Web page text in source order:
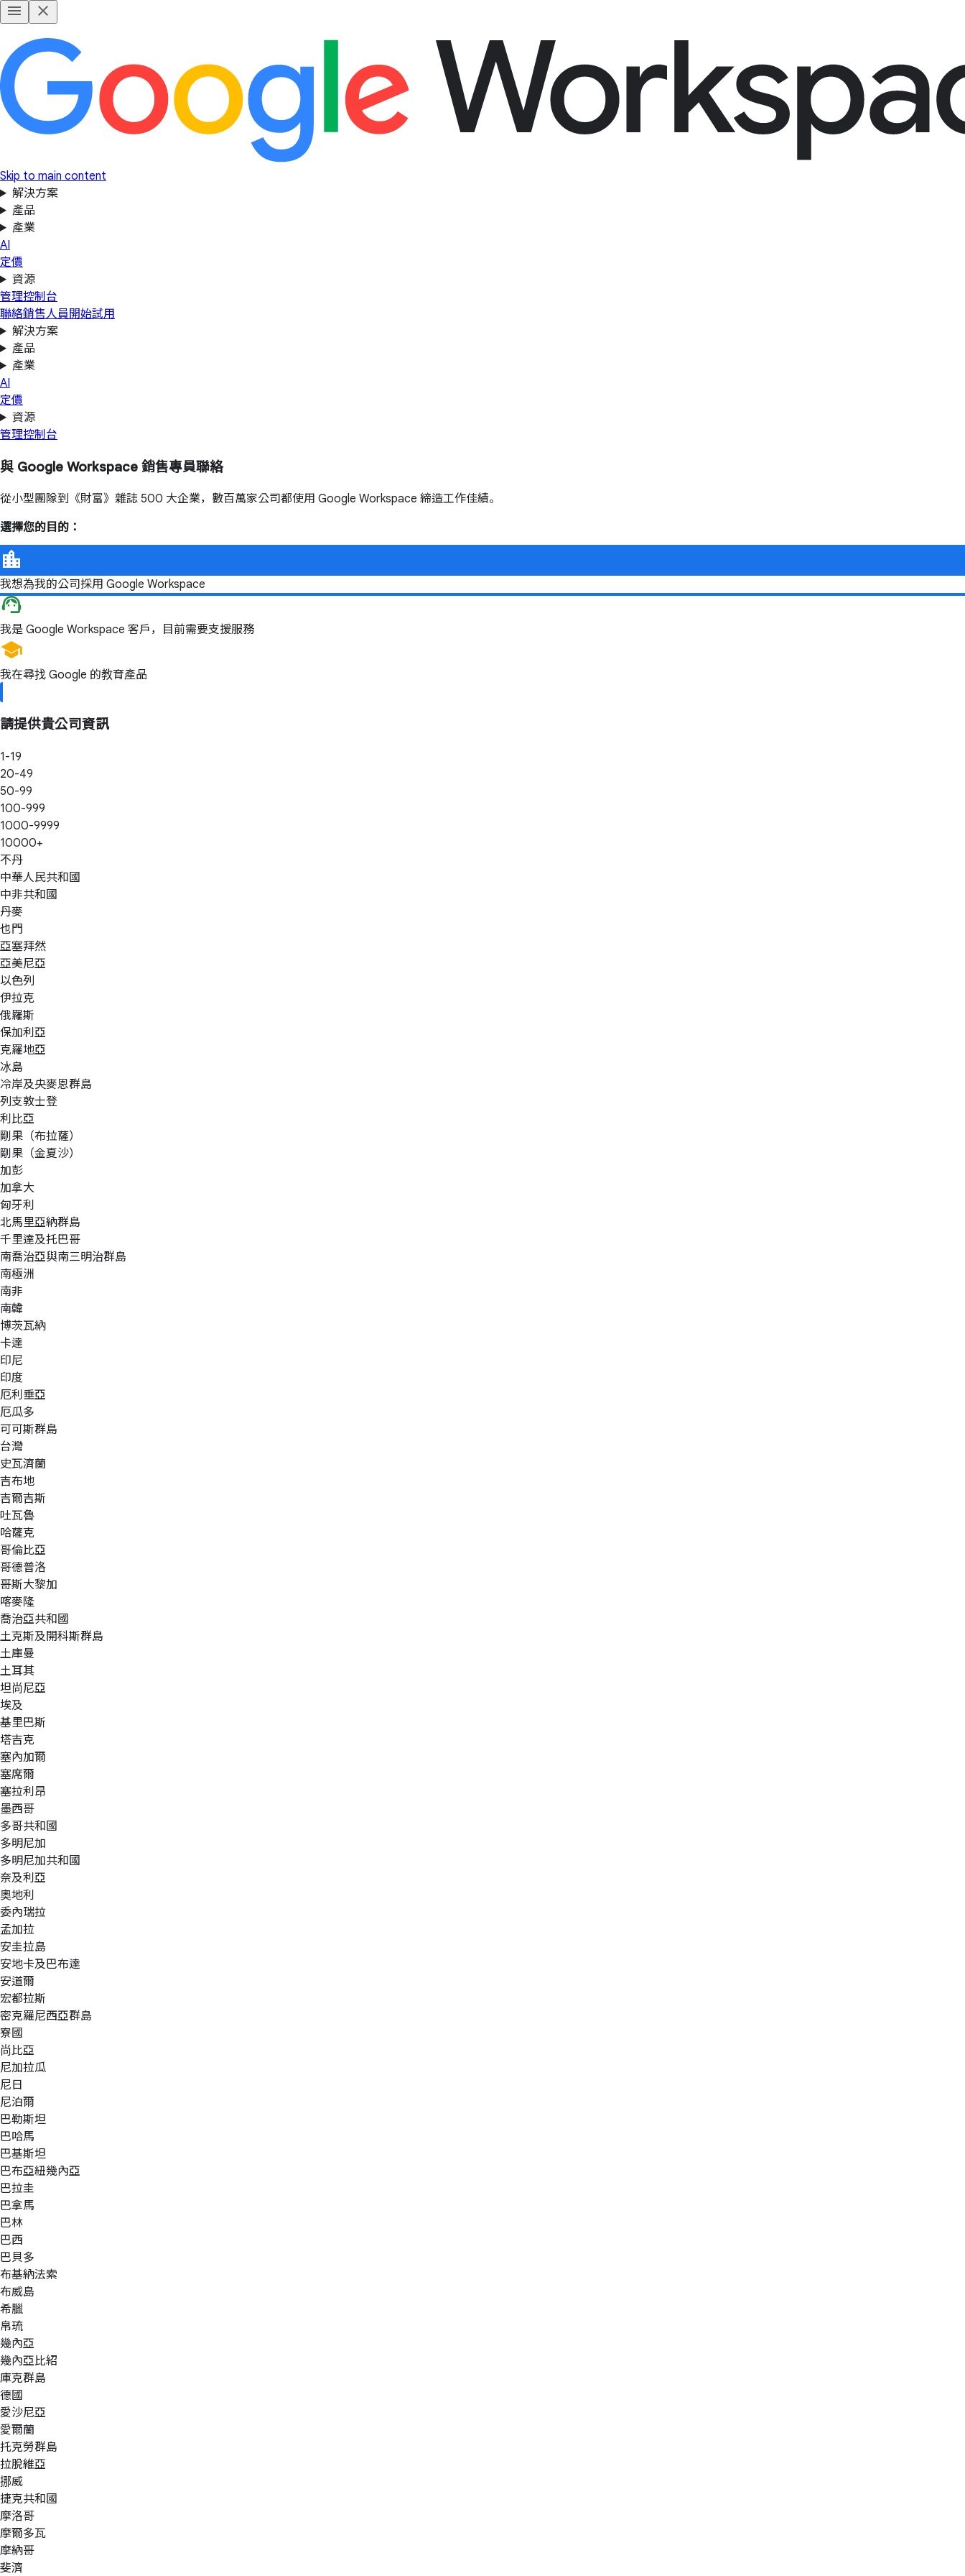
Skip to main content
解決方案
產品
產業
AI
定價
資源
管理控制台
聯絡銷售人員開始試用
解決方案
產品
產業
AI
定價
資源
管理控制台
與 Google Workspace 銷售專員聯絡
從小型團隊到《財富》雜誌 500 大企業，數百萬家公司都使用 Google Workspace 締造工作佳績。
選擇您的目的：
我想為我的公司採用 Google Workspace
我是 Google Workspace 客戶，目前需要支援服務
我在尋找 Google 的教育產品
請提供貴公司資訊
1-19
20-49
50-99
100-999
1000-9999
10000+
不丹
中華人民共和國
中非共和國
丹麥
也門
亞塞拜然
亞美尼亞
以色列
伊拉克
俄羅斯
保加利亞
克羅地亞
冰島
冷岸及央麥恩群島
列支敦士登
利比亞
剛果（布拉薩）
剛果（金夏沙）
加彭
加拿大
匈牙利
北馬里亞納群島
千里達及托巴哥
南喬治亞與南三明治群島
南極洲
南非
南韓
博茨瓦納
卡達
印尼
印度
厄利垂亞
厄瓜多
可可斯群島
台灣
史瓦濟蘭
吉布地
吉爾吉斯
吐瓦魯
哈薩克
哥倫比亞
哥德普洛
哥斯大黎加
喀麥隆
喬治亞共和國
土克斯及開科斯群島
土庫曼
土耳其
坦尚尼亞
埃及
基里巴斯
塔吉克
塞內加爾
塞席爾
塞拉利昂
墨西哥
多哥共和國
多明尼加
多明尼加共和國
奈及利亞
奧地利
委內瑞拉
孟加拉
安圭拉島
安地卡及巴布達
安道爾
宏都拉斯
密克羅尼西亞群島
寮國
尚比亞
尼加拉瓜
尼日
尼泊爾
巴勒斯坦
巴哈馬
巴基斯坦
巴布亞紐幾內亞
巴拉圭
巴拿馬
巴林
巴西
巴貝多
布基納法索
布威島
希臘
帛琉
幾內亞
幾內亞比紹
庫克群島
德國
愛沙尼亞
愛爾蘭
托克勞群島
拉脫維亞
挪威
捷克共和國
摩洛哥
摩爾多瓦
摩納哥
斐濟